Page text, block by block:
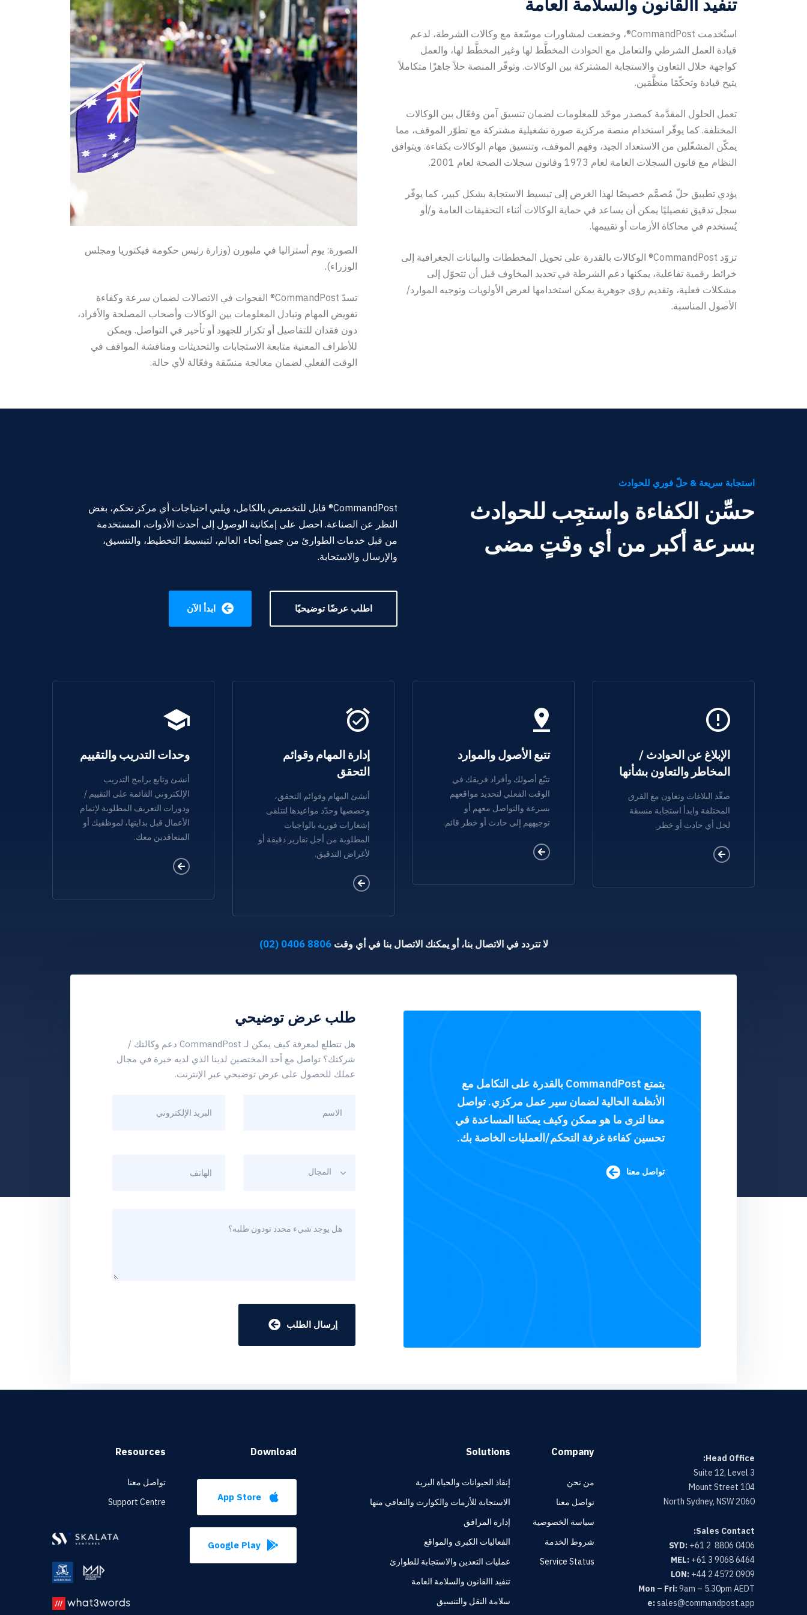
استُخدمت CommandPost®، وخضعت لمشاورات موسّعة مع وكالات الشرطة، لدعم
قيادة العمل الشرطي والتعامل مع الحوادث المخطَّط لها وغير المخطَّط لها، والعمل
كواجهة خلال التعاون والاستجابة المشتركة بين الوكالات. وتوفّر المنصة حلاً جاهزًا متكاملاً
يتيح قيادة وتحكّمًا منظَّمَين.
تعمل الحلول المقدَّمة كمصدر موحّد للمعلومات لضمان تنسيق آمن وفعّال بين الوكالات
المختلفة. كما يوفّر استخدام منصة مركزية صورة تشغيلية مشتركة مع تطوّر الموقف، مما
يمكّن المشغّلين من الاستعداد الجيد، وفهم الموقف، وتنسيق مهام الوكالات بكفاءة. ويتوافق
النظام مع قانون السجلات العامة لعام 1973 وقانون سجلات الصحة لعام 2001.
يؤدي تطبيق حلّ مُصمَّم خصيصًا لهذا الغرض إلى تبسيط الاستجابة بشكل كبير، كما يوفّر
سجل تدقيق تفصيليًا يمكن أن يساعد في حماية الوكالات أثناء التحقيقات العامة و/أو
يُستخدم في محاكاة الأزمات أو تقييمها.
تزوّد CommandPost® الوكالات بالقدرة على تحويل المخططات والبيانات الجغرافية إلى
خرائط رقمية تفاعلية، يمكنها دعم الشرطة في تحديد المخاوف قبل أن تتحوّل إلى
مشكلات فعلية، وتقديم رؤى جوهرية يمكن استخدامها لعرض الأولويات وتوجيه الموارد/
الأصول المناسبة.
الصورة: يوم أستراليا في ملبورن (وزارة رئيس حكومة فيكتوريا ومجلس
الوزراء).
تسدّ CommandPost® الفجوات في الاتصالات لضمان سرعة وكفاءة
تفويض المهام وتبادل المعلومات بين الوكالات وأصحاب المصلحة والأفراد،
دون فقدان للتفاصيل أو تكرار للجهود أو تأخير في التواصل. ويمكن
للأطراف المعنية متابعة الاستجابات والتحديثات ومناقشة المواقف في
الوقت الفعلي لضمان معالجة منسّقة وفعّالة لأي حالة.
استجابة سريعة & حلّ فوري للحوادث
حسِّن الكفاءة واستجِب للحوادث
بسرعة أكبر من أي وقتٍ مضى
CommandPost® قابل للتخصيص بالكامل، ويلبي احتياجات أي
مركز تحكم، بغض
النظر عن الصناعة. احصل على إمكانية الوصول إلى أحدث الأدوات، المستخدمة
من قبل خدمات الطوارئ من جميع أنحاء العالم، لتبسيط التخطيط، والتنسيق،
والإرسال والاستجابة.
اطلب عرضًا توضيحيًا ابدأ الآن
الإبلاغ عن الحوادث /
المخاطر والتعاون بشأنها
صعِّد البلاغات وتعاون مع الفرق
المختلفة وابدأ استجابة منسقة
لحل أي حادث أو خطر.
تتبع الأصول والموارد
تتبّع أصولك وأفراد فريقك في
الوقت الفعلي لتحديد مواقعهم
بسرعة والتواصل معهم أو
توجيههم إلى حادث أو خطر قائم.
إدارة المهام وقوائم
التحقق
أنشئ المهام وقوائم التحقق،
وخصصها وحدّد مواعيدها لتتلقى
إشعارات فورية بالواجبات
المطلوبة من أجل تقارير دقيقة أو
لأغراض التدقيق.
وحدات التدريب والتقييم
أنشئ وتابع برامج التدريب
الإلكتروني القائمة على التقييم /
ودورات التعريف المطلوبة لإتمام
الأعمال قبل بدايتها، لموظفيك أو
المتعاقدين معك.
لا تتردد في الاتصال بنا، أو يمكنك الاتصال بنا في أي وقت 8806 0406 (02)
يتمتع CommandPost بالقدرة على التكامل مع
الأنظمة الحالية لضمان سير عمل مركزي. تواصل
معنا لترى ما هو ممكن وكيف يمكننا المساعدة في
تحسين كفاءة غرفة التحكم/العمليات الخاصة بك.
تواصل معنا
طلب عرض توضيحي
هل تتطلع لمعرفة كيف يمكن لـ CommandPost دعم وكالتك /
شركتك؟ تواصل مع أحد المختصين لدينا الذي لديه خبرة في مجال
عملك للحصول على عرض توضيحي عبر الإنترنت.
المجال
إرسال الطلب
Head Office:
Suite 12, Level 3
104 Mount Street
North Sydney, NSW 2060
Sales Contact:
SYD: +61 2 8806 0406
MEL: +61 3 9068 6464
LON: +44 2 4572 0909
Mon – Fri:9am – 5.30pm AEDT
e:sales@commandpost.app
Company
من نحن
تواصل معنا
سياسة الخصوصية
شروط الخدمة
Service Status
Solutions
إنقاذ الحيوانات والحياة البرية
الاستجابة للأزمات والكوارث والتعافي منها
إدارة المرافق
الفعاليات الكبرى والمواقع
عمليات التعدين والاستجابة للطوارئ
تنفيد االقانون والسلامة العامة
سلامة النقل والتنسيق
Download
App Store
Google Play
Resources
تواصل معنا
Support Centre